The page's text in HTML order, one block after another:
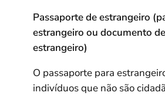
Passaporte de estrangeiro
estrangeiro ou documento
estrangeiro)
O passaporte para
indivíduos que não são